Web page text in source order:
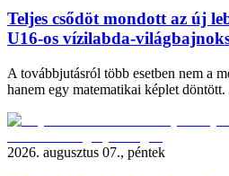
Teljes csődöt mondott az új
U16-os vízilabda-
A továbbjutásról több esetben nem a
hanem egy matematikai képlet döntött.
2026. augusztus 07., péntek